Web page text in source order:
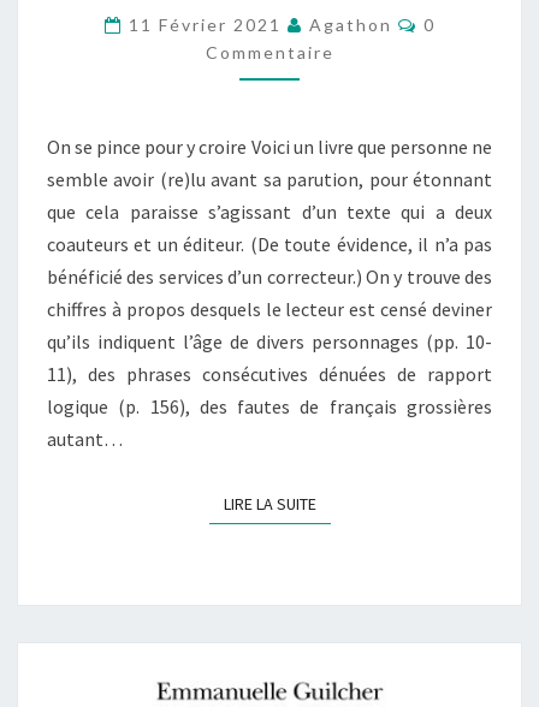
VOUS
AI
TANT
11 Février 2021 Agathon
0
Commentaire
On se pince pour y croire Voici un livre que personne ne
semble avoir (re)lu avant sa parution, pour étonnant
que cela paraisse s’agissant d’un texte qui a deux
coauteurs et un éditeur. (De toute évidence, il n’a pas
bénéficié des services d’un correcteur.) On y trouve des
chiffres à propos desquels le lecteur est censé deviner
qu’ils indiquent l’âge de divers personnages (pp. 10-
11), des phrases consécutives dénuées de rapport
logique (p. 156), des fautes de français grossières
autant…
LIRE LA SUITELIRE LA SUITE